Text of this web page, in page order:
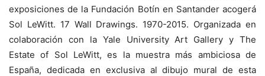
exposiciones de la Fundación Botín en Santander acogerá
Sol LeWitt. 17 Wall Drawings. 1970-2015. Organizada en
colaboración con la Yale University Art Gallery y The
Estate of Sol LeWitt, es la muestra más ambiciosa de
España, dedicada en exclusiva al dibujo mural de esta